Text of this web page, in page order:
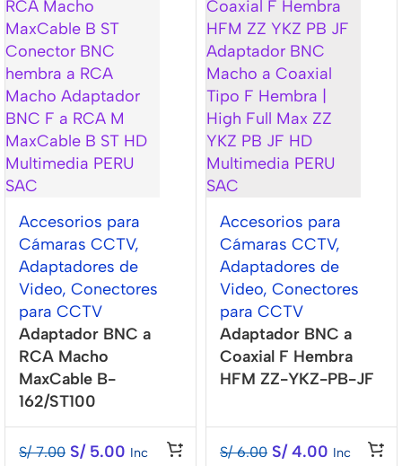
Accesorios para
Cámaras CCTV,
Adaptadores de
Video, Conectores
para CCTV
Adaptador BNC a
RCA Macho
MaxCable B-
162/ST100
S/7.00 S/5.00 Inc
Accesorios para
Cámaras CCTV,
Adaptadores de
Video, Conectores
para CCTV
Adaptador BNC a
Coaxial F Hembra
HFM ZZ-YKZ-PB-JF
S/6.00 S/4.00 Inc